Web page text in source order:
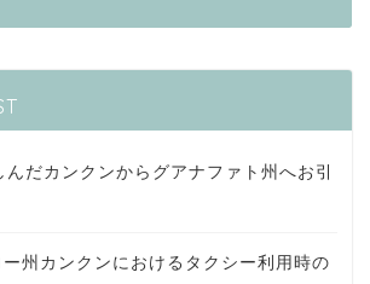
だカンクンからグアナファト州へお引
州カンクンにおけるタクシー利用時の